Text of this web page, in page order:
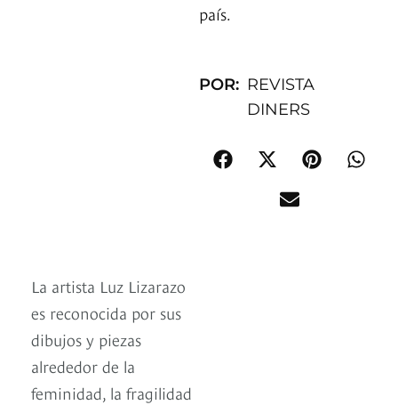
país.
POR: REVISTA
DINERS
La artista Luz Lizarazo
es reconocida por sus
dibujos y piezas
alrededor de la
feminidad, la fragilidad